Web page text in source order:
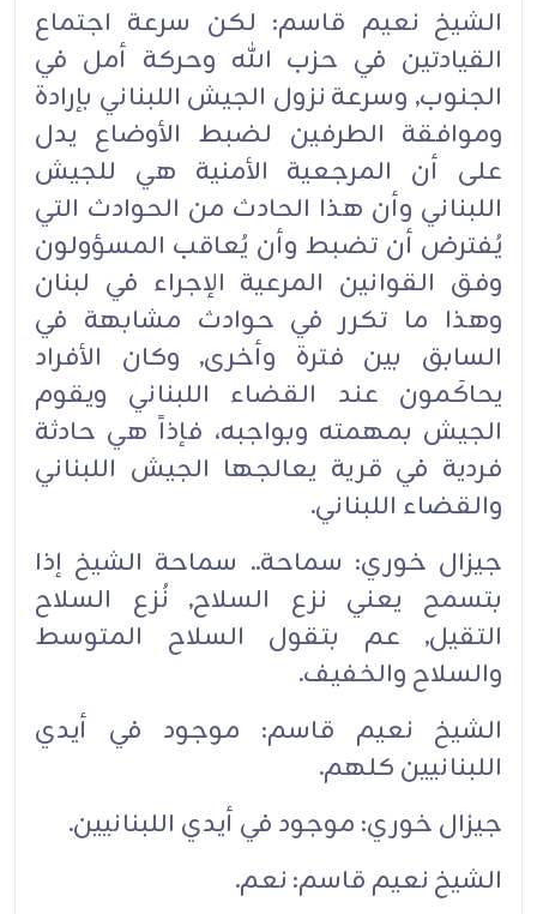
الشيخ نعيم قاسم: لكن سرعة اجتماع
القيادتين في حزب الله وحركة أمل في
الجنوب, وسرعة نزول الجيش اللبناني بإرادة
وموافقة الطرفين لضبط الأوضاع يدل
على أن المرجعية الأمنية هي للجيش
اللبناني وأن هذا الحادث من الحوادث التي
يُفترض أن تضبط وأن يُعاقب المسؤولون
وفق القوانين المرعية الإجراء في لبنان
وهذا ما تكرر في حوادث مشابهة في
السابق بين فترة وأخرى, وكان الأفراد
يحاكَمون عند القضاء اللبناني ويقوم
الجيش بمهمته وبواجبه، فإذاً هي حادثة
فردية في قرية يعالجها الجيش اللبناني
والقضاء اللبناني.‏
جيزال خوري: سماحة.. سماحة الشيخ إذا
بتسمح يعني نزع السلاح, نُزع السلاح
التقيل, عم بتقول السلاح المتوسط
والسلاح والخفيف.‏
الشيخ نعيم قاسم: موجود في أيدي
اللبنانيين كلهم.‏
جيزال خوري: موجود في أيدي اللبنانيين.‏
الشيخ نعيم قاسم: نعم.‏